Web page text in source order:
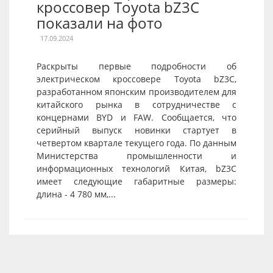
кроссовер Toyota bZ3C
показали на фото
17.09.2024
Раскрыты первые подробности об
электрическом кроссовере Toyota bZ3C,
разработанном японским производителем для
китайского рынка в сотрудничестве с
концернами BYD и FAW. Сообщается, что
серийный выпуск новинки стартует в
четвертом квартале текущего года. По данным
Министерства промышленности и
информационных технологий Китая, bZ3C
имеет следующие габаритные размеры:
длина - 4 780 мм,...